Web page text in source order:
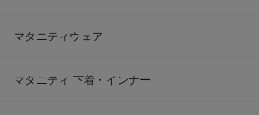
マタニティウェア
マタニティ 下着・インナー